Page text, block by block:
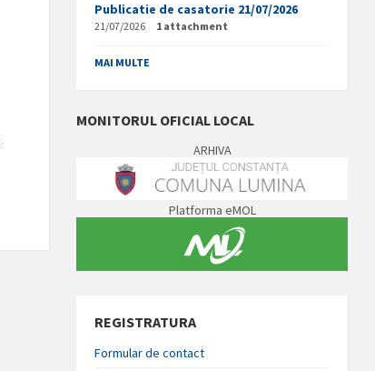
Publicatie de casatorie 21/07/2026
21/07/2026 1 attachment
MAI MULTE
MONITORUL OFICIAL LOCAL
ARHIVA
Platforma eMOL
REGISTRATURA
Formular de contact